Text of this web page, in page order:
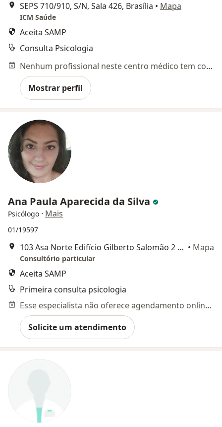
SEPS 710/910, S/N, Sala 426, Brasília • Mapa
ICM Saúde
Aceita SAMP
Consulta Psicologia
Nenhum profissional neste centro médico tem consultas disponíveis
Mostrar perfil
Ana Paula Aparecida da Silva
Psicólogo · Mais
01/19597
103 Asa Norte Edifício Gilberto Salomão 2 Bloco B, Brasília • Mapa
Consultório particular
Aceita SAMP
Primeira consulta psicologia
Esse especialista não oferece agendamento online para esse endereço.
Solicite um atendimento